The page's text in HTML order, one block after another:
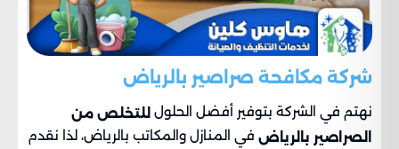
شركة مكافحة صراصير بالرياض
نهتم في الشركة بتوفير أفضل الحلول للتخلص من
الصراصير بالرياض في المنازل والمكاتب بالرياض، لذا نقدم